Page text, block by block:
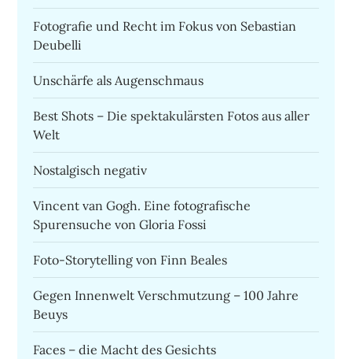
Fotografie und Recht im Fokus von Sebastian
Deubelli
Unschärfe als Augenschmaus
Best Shots – Die spektakulärsten Fotos aus aller
Welt
Nostalgisch negativ
Vincent van Gogh. Eine fotografische
Spurensuche von Gloria Fossi
Foto-Storytelling von Finn Beales
Gegen Innenwelt Verschmutzung – 100 Jahre
Beuys
Faces – die Macht des Gesichts